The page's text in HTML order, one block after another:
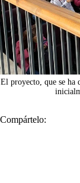
El proyecto, que se ha
Compártelo: